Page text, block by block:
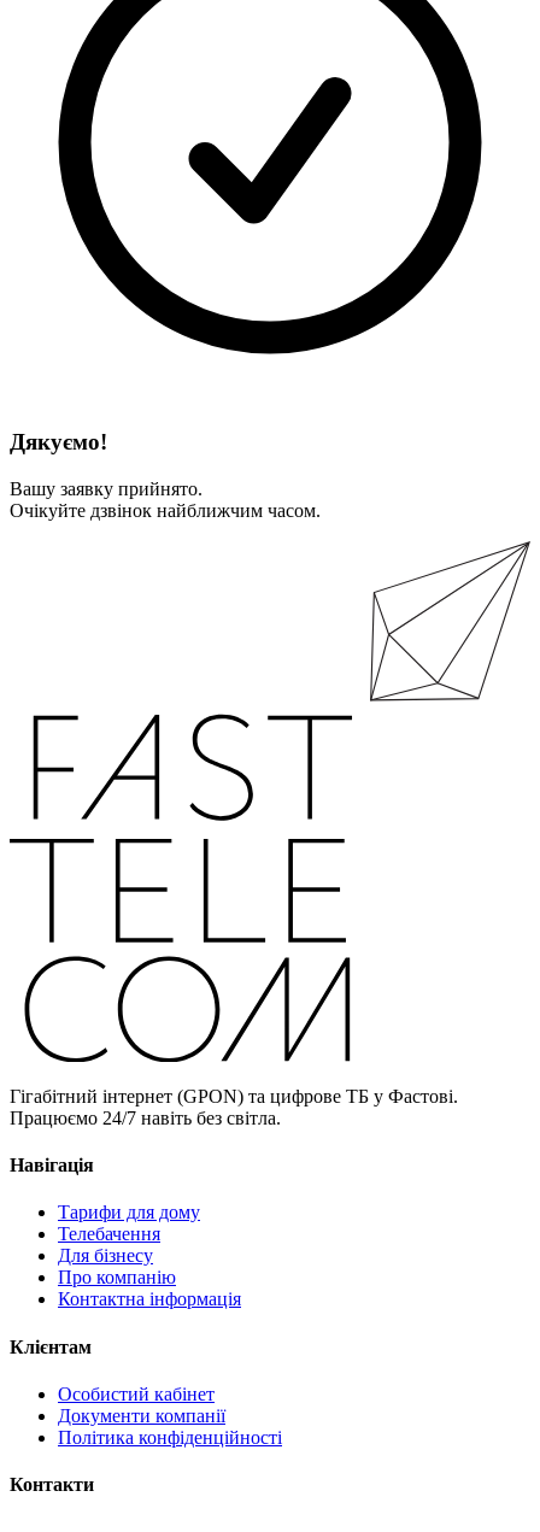
Дякуємо!
Вашу заявку прийнято.
Очікуйте дзвінок найближчим часом.
Гігабітний інтернет (GPON) та цифрове ТБ у Фастові.
Працюємо 24/7 навіть без світла.
Навігація
Тарифи для дому
Телебачення
Для бізнесу
Про компанію
Контактна інформація
Клієнтам
Особистий кабінет
Документи компанії
Політика конфіденційності
Контакти